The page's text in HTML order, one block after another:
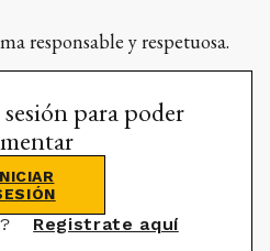
responsable y respetuosa.
para poder
Registrate aquí